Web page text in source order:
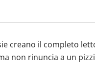
creano il completo
non rinuncia a un